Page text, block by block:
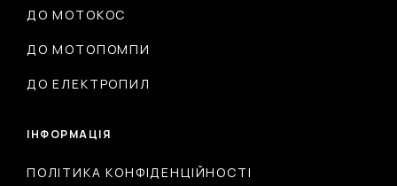
ДО МОТОКОС
ДО МОТОПОМПИ
ДО ЕЛЕКТРОПИЛ
ІНФОРМАЦІЯ
ПОЛІТИКА КОНФІДЕНЦІЙНОСТІ